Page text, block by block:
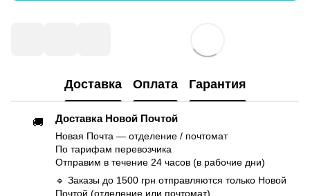
Доставка Оплата Гарантия
🚚 Доставка Новой Почтой
Новая Почта — отделение / почтомат
По тарифам перевозчика
Отправим в течение 24 часов (в рабочие дни)
🔹 Заказы до 1500 грн отправляются только Новой
Почтой (отделение или почтомат)